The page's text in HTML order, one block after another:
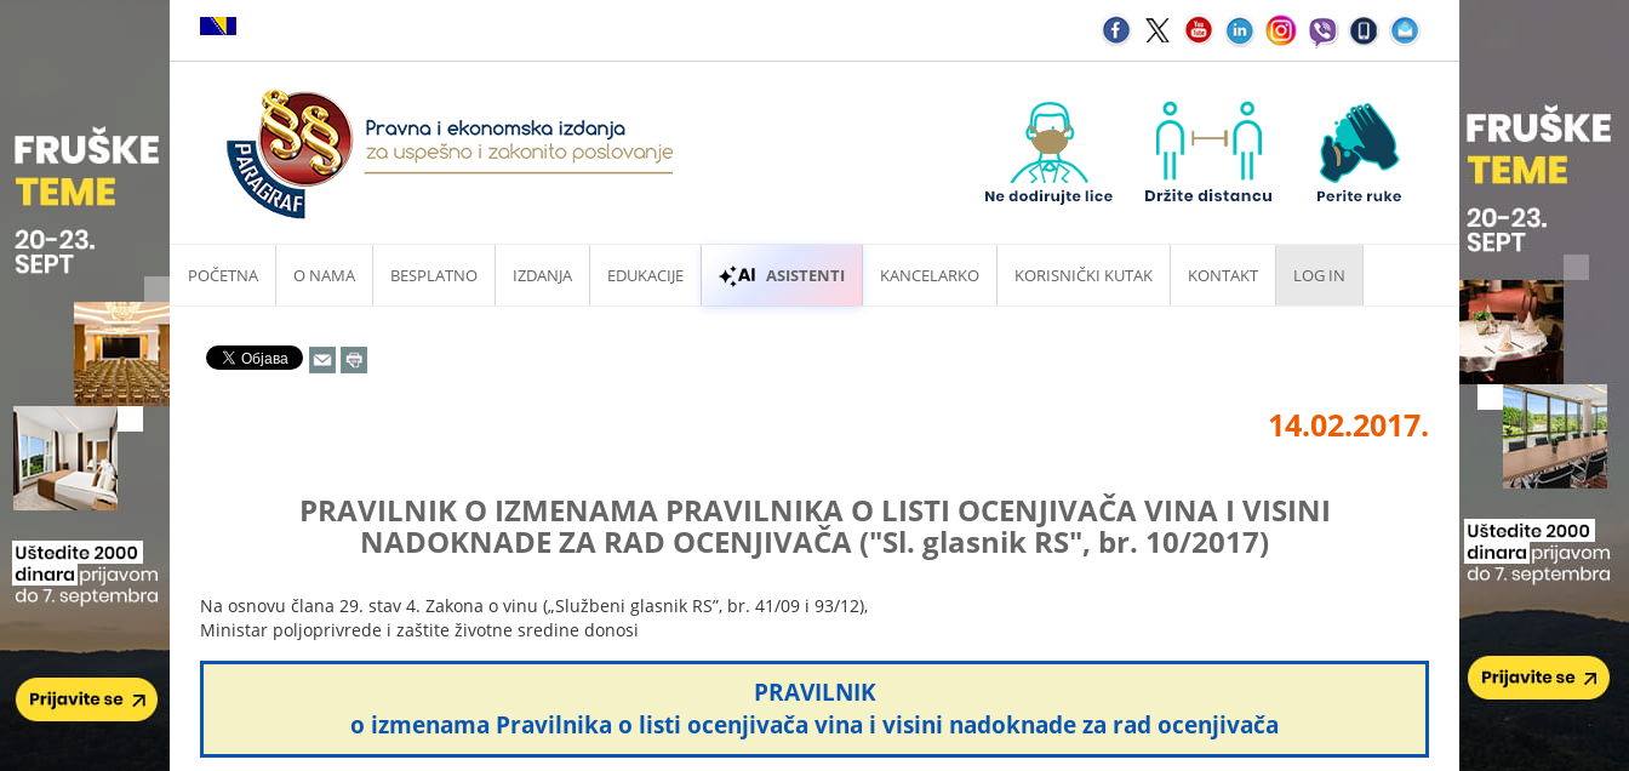
POČETNA O NAMA BESPLATNO IZDANJA EDUKACIJE ASISTENTI KANCELARKO KORISNIČKI KUTAK KONTAKT LOG IN
14.02.2017.
PRAVILNIK O IZMENAMA PRAVILNIKA O LISTI OCENJIVAČA VINA I VISINI
NADOKNADE ZA RAD OCENJIVAČA ("Sl. glasnik RS", br. 10/2017)
Na osnovu člana 29. stav 4. Zakona o vinu („Službeni glasnik RS”, br. 41/09 i 93/12),
Ministar poljoprivrede i zaštite životne sredine donosi
PRAVILNIK
o izmenama Pravilnika o listi ocenjivača vina i visini nadoknade za rad ocenjivača